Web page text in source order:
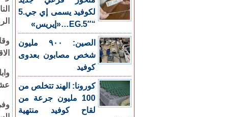
لكوفيد يسمى إي جي.5
“EG.5″…«إيريس»
الصين: ٩٠٠ مليون
شخص مصابون بعدوى
كوفيد
كورونا: الهند تتخلص من
100 مليون جرعة من
لقاح كوفيد منتهية